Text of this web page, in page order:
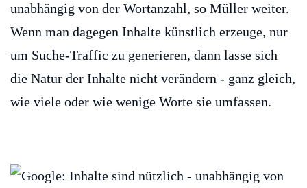
unabhängig von der Wortanzahl, so Müller weiter.
Wenn man dagegen Inhalte künstlich erzeuge, nur
um Suche-Traffic zu generieren, dann lasse sich
die Natur der Inhalte nicht verändern - ganz gleich,
wie viele oder wie wenige Worte sie umfassen.